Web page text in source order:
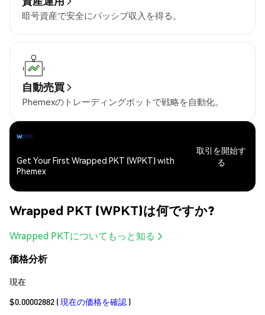
暗号資産で安全にパッシブ収入を得る。
自動売買
Phemexのトレーディングボットで戦略を自動化。
Get Your First Wrapped PKT (WPKT) with
Phemex
取引を開始す
る
Wrapped PKT (WPKT)は何ですか?
Wrapped PKTについてもっと知る
価格分析
現在
$0.00002882 (現在の価格を確認 )